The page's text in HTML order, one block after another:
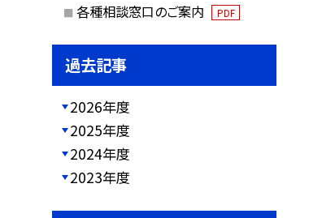
各種相談窓口のご案内 PDF
過去記事
2026年度
2025年度
2024年度
2023年度